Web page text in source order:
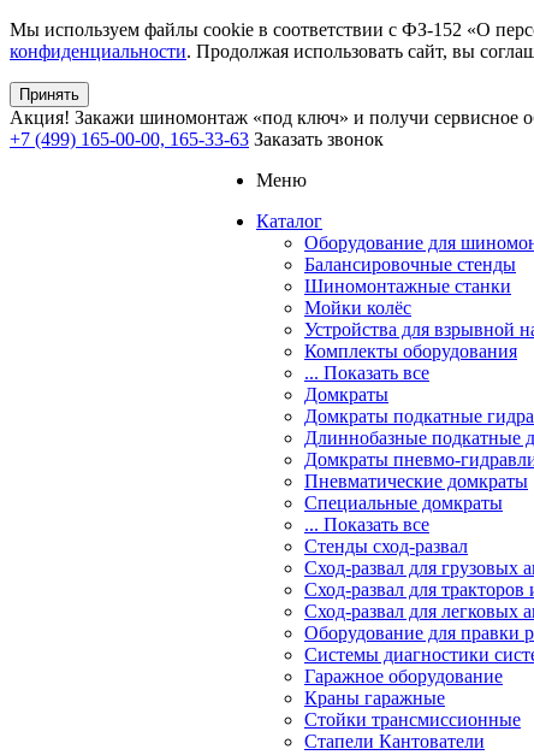
Мы используем файлы cookie в соответствии с ФЗ-152 «О
конфиденциальности. Продолжая использовать сайт, вы
Принять
Акция! Закажи шиномонтаж «под ключ» и получи сервисное
+7 (499) 165-00-00, 165-33-63 Заказать звонок
Меню
Каталог
Оборудование для
Балансировочные стенды
Шиномонтажные станки
Мойки колёс
Устройства для взрывной
Комплекты оборудования
... Показать все
Домкраты
Домкраты подкатные
Длиннобазные подкатные
Домкраты пневмо-
Пневматические домкраты
Специальные домкраты
... Показать все
Стенды сход-развал
Сход-развал для грузовых
Сход-развал для тракторов
Сход-развал для легковых
Оборудование для правки
Системы диагностики
Гаражное оборудование
Краны гаражные
Стойки трансмиссионные
Стапели Кантователи